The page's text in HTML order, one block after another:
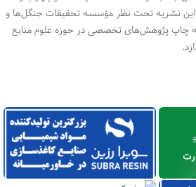
این نشریه تحت نظر مؤسسه تحقیقات جنگل‌ها و
چاپ پژوهش‌های تخصصی در حوزه علوم منابع